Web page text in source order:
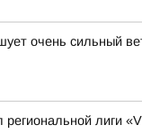
очень сильный
лиги